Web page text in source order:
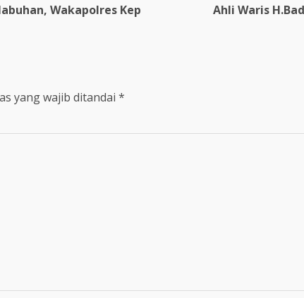
Wakapolres Kep
Ahli Waris
yang wajib ditandai *